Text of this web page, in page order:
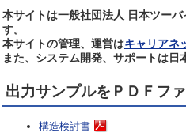
本サイトは一般社団法人 日本ツー
す。
本サイトの管理、運営はキャリアネ
また、システム開発、サポートは日
出力サンプルをＰＤＦフ
構造検討書
例紹介
くあるご質問
問い合わせ
入のご案内